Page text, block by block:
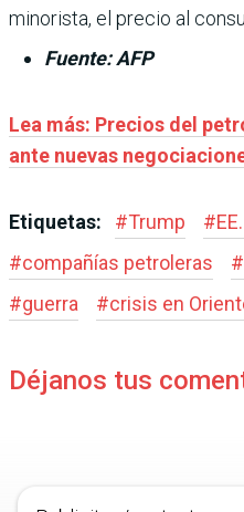
minorista, el precio al
Fuente: AFP
Lea más: Precios del
ante nuevas
Etiquetas: #Trump #
#compañías petroleras #
#guerra #crisis en
Déjanos tus